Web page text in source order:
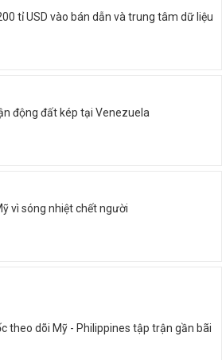
tỉ USD vào bán dẫn và trung tâm dữ liệu
động đất kép tại Venezuela
vì sóng nhiệt chết người
theo dõi Mỹ - Philippines tập trận gần bãi